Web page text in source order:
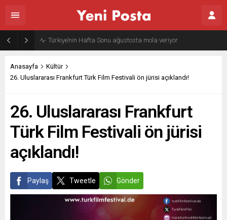
Gazze’nin geleceği: Teknokratik kontrol mü, kolonializm mi?
Anasayfa
Kültür
26. Uluslararası Frankfurt Türk Film Festivali ön jürisi açıklandı!
26. Uluslararası Frankfurt
Türk Film Festivali ön jürisi
açıklandı!
Paylaş Tweetle Gönder